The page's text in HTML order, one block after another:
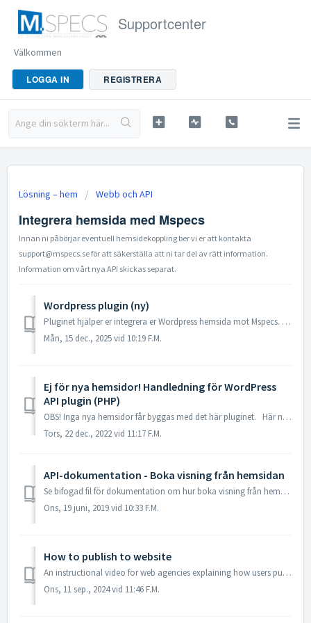
Supportcenter
Välkommen
LOGGA IN REGISTRERA
Lösning – hem Webb och API
Integrera hemsida med Mspecs
Innan ni påbörjar eventuell hemsidekoppling ber vi er att kontakta
support@mspecs.se för att säkerställa att ni tar del av rätt information.
Information om vårt nya API skickas separat.
Wordpress plugin (ny)
Pluginet hjälper er integrera er Wordpress hemsida mot Mspecs. Pluginet innehåller inga vyer utan är endast en koppling för att hantera publicering av data....
Mån, 15 dec., 2025 vid 10:19 F.M.
Ej för nya hemsidor! Handledning för WordPress
API plugin (PHP)
OBS! Inga nya hemsidor får byggas med det här pluginet. Här nedan finner ni handledning för Mspecs WordPress api plugin (PHP). WP-pluginet kan ...
Tors, 22 dec., 2022 vid 11:17 F.M.
API-dokumentation - Boka visning från hemsidan
Se bifogad fil för dokumentation om hur boka visning från hemsidan hanteras.
Ons, 19 juni, 2019 vid 10:33 F.M.
How to publish to website
An instructional video for web agencies explaining how users publish properties to a website and when notifications are triggered through the API. The vide...
Ons, 11 sep., 2024 vid 11:46 F.M.